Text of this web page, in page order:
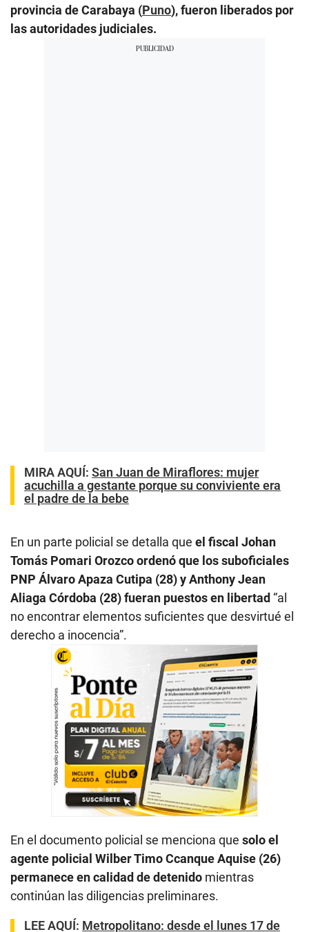
provincia de Carabaya (Puno), fueron liberados por
las autoridades judiciales.
MIRA AQUÍ: San Juan de Miraflores: mujer
acuchilla a gestante porque su conviviente era
el padre de la bebe
En un parte policial se detalla que el fiscal Johan
Tomás Pomari Orozco ordenó que los suboficiales
PNP Álvaro Apaza Cutipa (28) y Anthony Jean
Aliaga Córdoba (28) fueran puestos en libertad “al
no encontrar elementos suficientes que desvirtué el
derecho a inocencia”.
En el documento policial se menciona que solo el
agente policial Wilber Timo Ccanque Aquise (26)
permanece en calidad de detenido mientras
continúan las diligencias preliminares.
LEE AQUÍ: Metropolitano: desde el lunes 17 de